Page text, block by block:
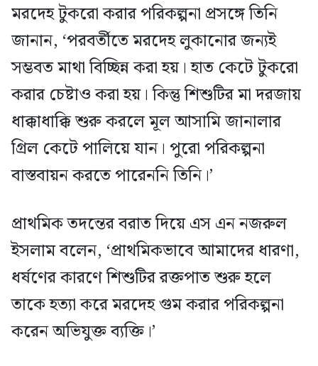
মরদেহ টুকরো করার পরিকল্পনা প্রসঙ্গে তিনি
জানান, ‘পরবর্তীতে মরদেহ লুকানোর জন্যই
সম্ভবত মাথা বিচ্ছিন্ন করা হয়। হাত কেটে টুকরো
করার চেষ্টাও করা হয়। কিন্তু শিশুটির মা দরজায়
ধাক্কাধাক্কি শুরু করলে মূল আসামি জানালার
গ্রিল কেটে পালিয়ে যান। পুরো পরিকল্পনা
বাস্তবায়ন করতে পারেননি তিনি।’
প্রাথমিক তদন্তের বরাত দিয়ে এস এন নজরুল
ইসলাম বলেন, ‘প্রাথমিকভাবে আমাদের ধারণা,
ধর্ষণের কারণে শিশুটির রক্তপাত শুরু হলে
তাকে হত্যা করে মরদেহ গুম করার পরিকল্পনা
করেন অভিযুক্ত ব্যক্তি।’